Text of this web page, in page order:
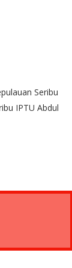
Seribu
IPTU Abdul